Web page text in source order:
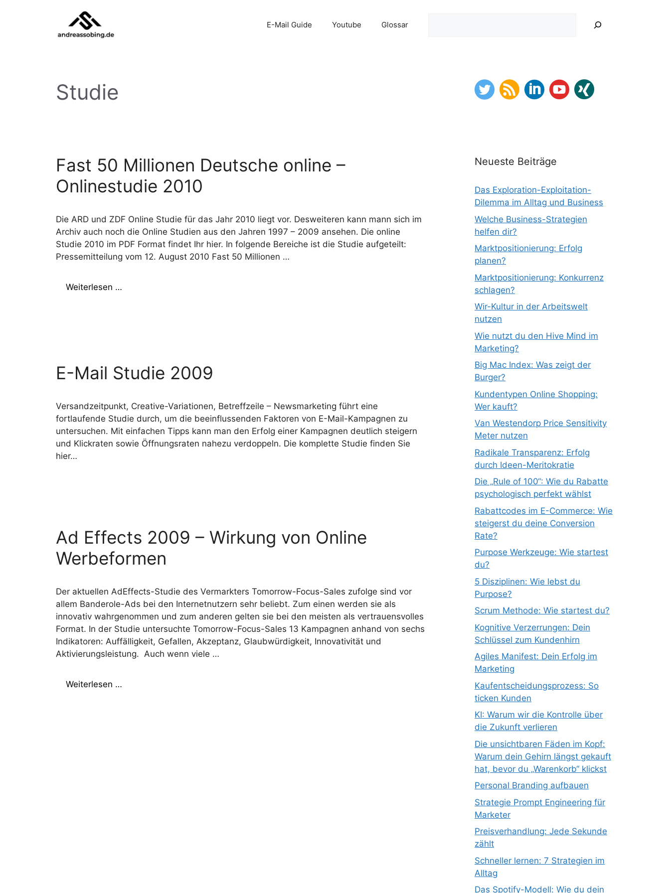
E-Mail Guide Youtube Glossar
Studie
Fast 50 Millionen Deutsche online –
Onlinestudie 2010
Die ARD und ZDF Online Studie für das Jahr 2010 liegt vor. Desweiteren kann mann sich im
Archiv auch noch die Online Studien aus den Jahren 1997 – 2009 ansehen. Die online
Studie 2010 im PDF Format findet Ihr hier. In folgende Bereiche ist die Studie aufgeteilt:
Pressemitteilung vom 12. August 2010 Fast 50 Millionen …
Weiterlesen …
E-Mail Studie 2009
Versandzeitpunkt, Creative-Variationen, Betreffzeile – Newsmarketing führt eine
fortlaufende Studie durch, um die beeinflussenden Faktoren von E-Mail-Kampagnen zu
untersuchen. Mit einfachen Tipps kann man den Erfolg einer Kampagnen deutlich steigern
und Klickraten sowie Öffnungsraten nahezu verdoppeln. Die komplette Studie finden Sie
hier…
Ad Effects 2009 – Wirkung von Online
Werbeformen
Der aktuellen AdEffects-Studie des Vermarkters Tomorrow-Focus-Sales zufolge sind vor
allem Banderole-Ads bei den Internetnutzern sehr beliebt. Zum einen werden sie als
innovativ wahrgenommen und zum anderen gelten sie bei den meisten als vertrauensvolles
Format. In der Studie untersuchte Tomorrow-Focus-Sales 13 Kampagnen anhand von sechs
Indikatoren: Auffälligkeit, Gefallen, Akzeptanz, Glaubwürdigkeit, Innovativität und
Aktivierungsleistung. Auch wenn viele …
Weiterlesen …
Neueste Beiträge
Das Exploration-Exploitation-
Dilemma im Alltag und Business
Welche Business-Strategien
helfen dir?
Marktpositionierung: Erfolg
planen?
Marktpositionierung: Konkurrenz
schlagen?
Wir-Kultur in der Arbeitswelt
nutzen
Wie nutzt du den Hive Mind im
Marketing?
Big Mac Index: Was zeigt der
Burger?
Kundentypen Online Shopping:
Wer kauft?
Van Westendorp Price Sensitivity
Meter nutzen
Radikale Transparenz: Erfolg
durch Ideen-Meritokratie
Die „Rule of 100“: Wie du Rabatte
psychologisch perfekt wählst
Rabattcodes im E-Commerce: Wie
steigerst du deine Conversion
Rate?
Purpose Werkzeuge: Wie startest
du?
5 Disziplinen: Wie lebst du
Purpose?
Scrum Methode: Wie startest du?
Kognitive Verzerrungen: Dein
Schlüssel zum Kundenhirn
Agiles Manifest: Dein Erfolg im
Marketing
Kaufentscheidungsprozess: So
ticken Kunden
KI: Warum wir die Kontrolle über
die Zukunft verlieren
Die unsichtbaren Fäden im Kopf:
Warum dein Gehirn längst gekauft
hat, bevor du „Warenkorb“ klickst
Personal Branding aufbauen
Strategie Prompt Engineering für
Marketer
Preisverhandlung: Jede Sekunde
zählt
Schneller lernen: 7 Strategien im
Alltag
Das Spotify-Modell: Wie du dein